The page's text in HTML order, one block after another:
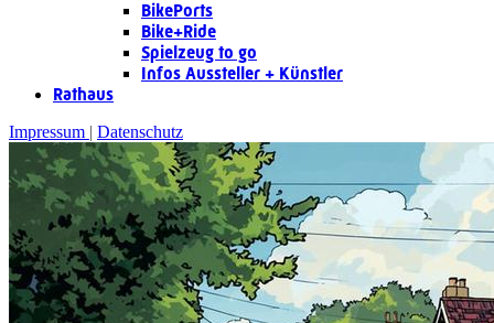
BikePorts
Bike+Ride
Spielzeug to go
Infos Aussteller + Künstler
Rathaus
Impressum Datenschutz